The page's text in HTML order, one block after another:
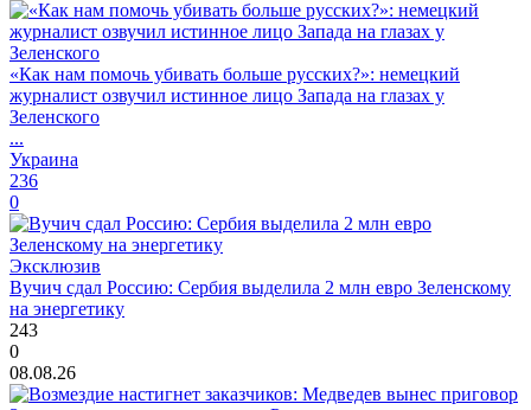
«Как нам помочь убивать больше русских?»: немецкий
журналист озвучил истинное лицо Запада на глазах у
Зеленского
...
Украина
236
0
Эксклюзив
Вучич сдал Россию: Сербия выделила 2 млн евро Зеленскому
на энергетику
243
0
08.08.26